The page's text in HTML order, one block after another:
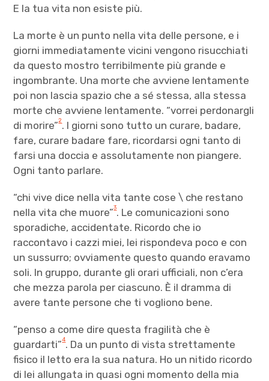
E la tua vita non esiste più.
La morte è un punto nella vita delle persone, e i
giorni immediatamente vicini vengono risucchiati
da questo mostro terribilmente più grande e
ingombrante. Una morte che avviene lentamente
poi non lascia spazio che a sé stessa, alla stessa
morte che avviene lentamente. “vorrei perdonargli
di morire”2. I giorni sono tutto un curare, badare,
fare, curare badare fare, ricordarsi ogni tanto di
farsi una doccia e assolutamente non piangere.
Ogni tanto parlare.
“chi vive dice nella vita tante cose \ che restano
nella vita che muore”3. Le comunicazioni sono
sporadiche, accidentate. Ricordo che io
raccontavo i cazzi miei, lei rispondeva poco e con
un sussurro; ovviamente questo quando eravamo
soli. In gruppo, durante gli orari ufficiali, non c’era
che mezza parola per ciascuno. È il dramma di
avere tante persone che ti vogliono bene.
“penso a come dire questa fragilità che è
guardarti”4. Da un punto di vista strettamente
fisico il letto era la sua natura. Ho un nitido ricordo
di lei allungata in quasi ogni momento della mia